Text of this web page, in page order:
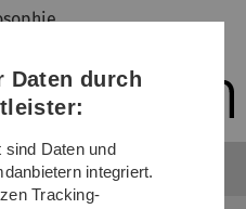
Direkt
Direkt
Direkt
(Sprache,
Drucken,
Media)
Direkt
Direkt
Daten durch
sind Daten und
integriert.
Tracking-